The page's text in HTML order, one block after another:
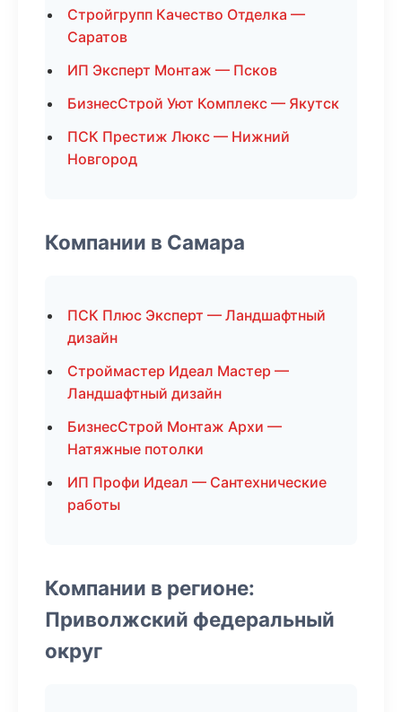
Стройгрупп Качество Отделка —
Саратов
ИП Эксперт Монтаж — Псков
БизнесСтрой Уют Комплекс — Якутск
ПСК Престиж Люкс — Нижний
Новгород
Компании в Самара
ПСК Плюс Эксперт — Ландшафтный
дизайн
Строймастер Идеал Мастер —
Ландшафтный дизайн
БизнесСтрой Монтаж Архи —
Натяжные потолки
ИП Профи Идеал — Сантехнические
работы
Компании в регионе:
Приволжский федеральный
округ